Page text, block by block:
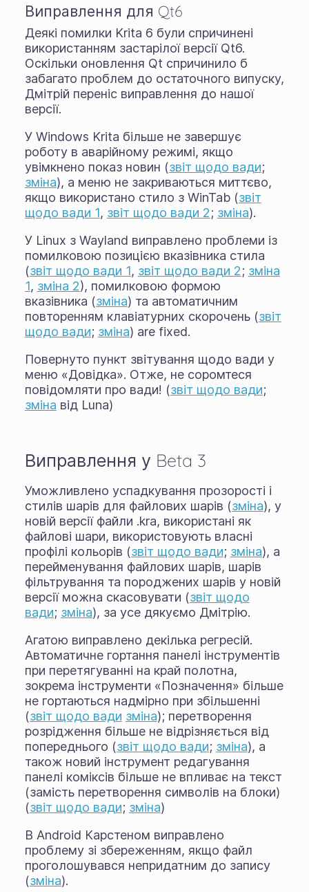
Виправлення для Qt6
Деякі помилки Krita 6 були спричинені
використанням застарілої версії Qt6.
Оскільки оновлення Qt спричинило б
забагато проблем до остаточного випуску,
Дмітрій переніс виправлення до нашої
версії.
У Windows Krita більше не завершує
роботу в аварійному режимі, якщо
увімкнено показ новин (звіт щодо вади;
зміна), а меню не закриваються миттєво,
якщо використано стило з WinTab (звіт
щодо вади 1, звіт щодо вади 2; зміна).
У Linux з Wayland виправлено проблеми із
помилковою позицією вказівника стила
(звіт щодо вади 1, звіт щодо вади 2; зміна
1, зміна 2), помилковою формою
вказівника (зміна) та автоматичним
повторенням клавіатурних скорочень (звіт
щодо вади; зміна) are fixed.
Повернуто пункт звітування щодо вади у
меню «Довідка». Отже, не соромтеся
повідомляти про вади! (звіт щодо вади;
зміна від Luna)
Виправлення у Beta 3
Уможливлено успадкування прозорості і
стилів шарів для файлових шарів (зміна), у
новій версії файли .kra, використані як
файлові шари, використовують власні
профілі кольорів (звіт щодо вади; зміна), а
перейменування файлових шарів, шарів
фільтрування та породжених шарів у новій
версії можна скасовувати (звіт щодо
вади; зміна), за усе дякуємо Дмітрію.
Агатою виправлено декілька регресій.
Автоматичне гортання панелі інструментів
при перетягуванні на край полотна,
зокрема інструменти «Позначення» більше
не гортаються надмірно при збільшенні
(звіт щодо вади зміна); перетворення
розрідження більше не відрізняється від
попереднього (звіт щодо вади; зміна), а
також новий інструмент редагування
панелі коміксів більше не впливає на текст
(замість перетворення символів на блоки)
(звіт щодо вади; зміна)
В Android Карстеном виправлено
проблему зі збереженням, якщо файл
проголошувався непридатним до запису
(зміна).